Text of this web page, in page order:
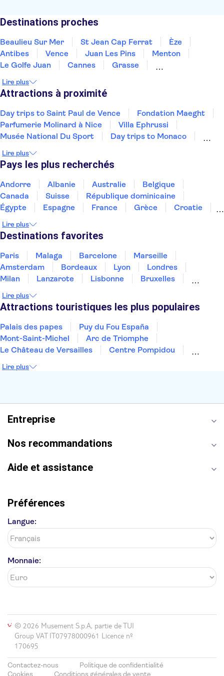
Destinations proches
Beaulieu Sur Mer St Jean Cap Ferrat
Èze
Antibes
Vence Juan Les Pins
Menton
Le Golfe Juan
Cannes
Grasse
St Tropez
Gassin
Lire plus
Attractions à proximité
Day trips to Saint Paul de Vence
Fondation Maeght
Parfumerie Molinard à Nice
Villa Ephrussi
Musée National Du Sport
Day trips to Monaco
Day trips to Eze
French Riviera day trips
Musée d'Orsay
Monnaie de Paris
Musée de l'Orangerie
Vallée de la Loire et Châteaux
Palais des papes
Lire plus
Pays les plus recherchés
Andorre Albanie Australie
Belgique
Canada
Suisse
République dominicaine
Égypte
Espagne France Grèce
Croatie
Thaïlande
Tunisie
Lire plus
Destinations favorites
Paris Malaga Barcelone
Marseille
Amsterdam
Bordeaux Lyon
Londres
Milan
Lanzarote Lisbonne
Bruxelles
Dubai
Copenhague Minorque Montpellier
Lire plus
Attractions touristiques les plus populaires
Palais des papes
Puy du Fou España
Mont-Saint-Michel
Arc de Triomphe
Le Château de Versailles
Centre Pompidou
La Chapelle Sixtine
Opéra Garnier
Lire plus
Entreprise
Nos recommandations
Aide et assistance
Préférences
Langue:
Monnaie:
© 2026 Musement S.p.A, partie de TUI
Group VAT IT07978000961 Licence nº
170695
Contactez-nous
Politique de confidentialité
Cookies
Conditions générales de vente